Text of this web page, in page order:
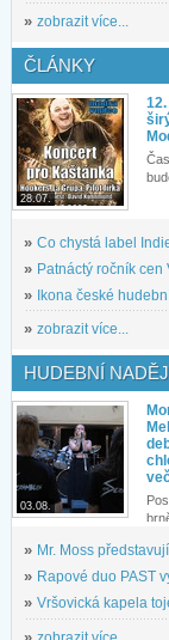
» zobrazit více...
ČLÁNKY
28.07.
» Co chystá label
» Patnáctý ročník cen
» Ikona české
» zobrazit více...
HUDEBNÍ
03.08.
» Mr. Moss
» Rapové duo PAST
» Vršovická kapela